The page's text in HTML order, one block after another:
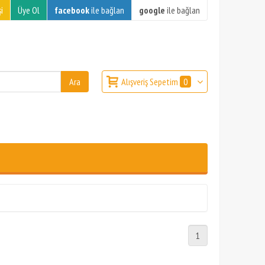
Üye Ol facebookile bağlan google ile bağlan
Alışveriş Sepetim 0
1